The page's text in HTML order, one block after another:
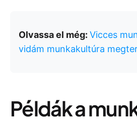
Olvassa el még: Vicces
vidám munkakultúra
Példák a